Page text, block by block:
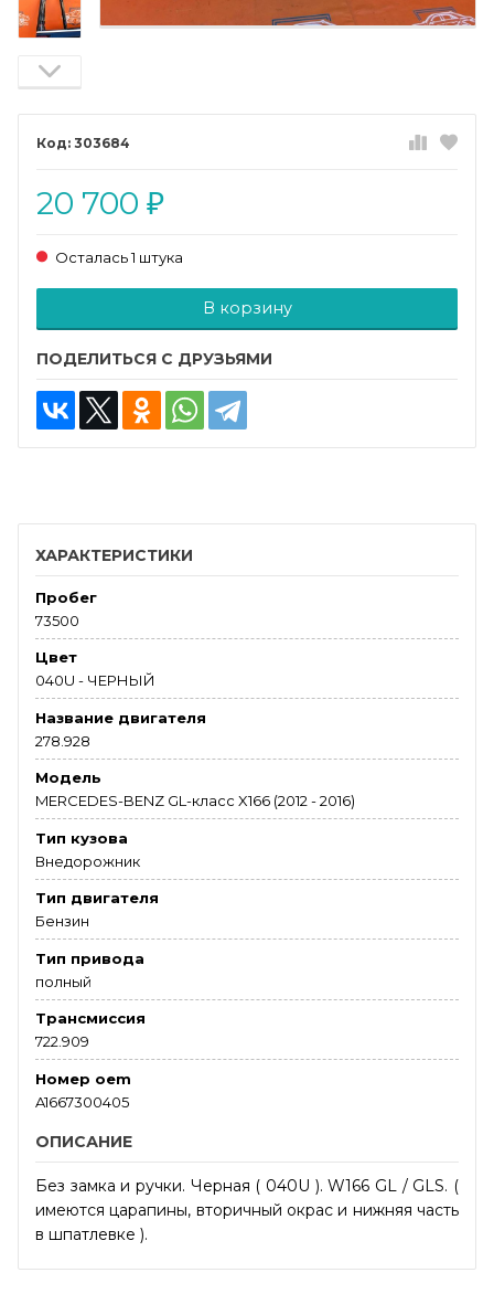
303684
20 700 ₽
Осталась 1 штука
В корзину
ПОДЕЛИТЬСЯ С ДРУЗЬЯМИ
ХАРАКТЕРИСТИКИ
Пробег
73500
Цвет
040U - ЧЕРНЫЙ
Название двигателя
278.928
Модель
MERCEDES-BENZ GL-класс X166 (2012 - 2016)
Тип кузова
Внедорожник
Тип двигателя
Бензин
Тип привода
полный
Трансмиссия
722.909
Номер oem
A1667300405
ОПИСАНИЕ
Без замка и ручки. Черная ( 040U ). W166 GL / GLS. (
имеются царапины, вторичный окрас и нижняя часть
в шпатлевке ).